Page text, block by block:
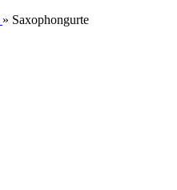
» Saxophongurte